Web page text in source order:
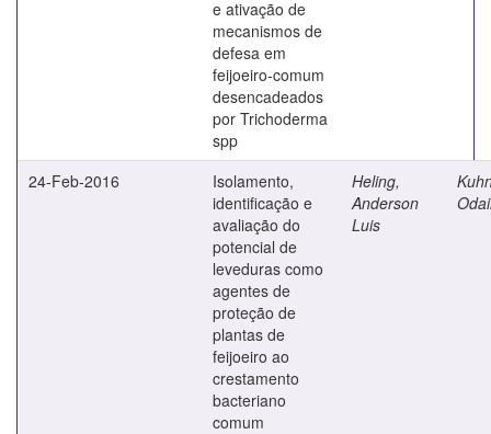
e ativação de
mecanismos de
defesa em
feijoeiro-comum
desencadeados
por Trichoderma
spp
24-Feb-2016
Isolamento,
identificação e
avaliação do
potencial de
leveduras como
agentes de
proteção de
plantas de
feijoeiro ao
crestamento
bacteriano
comum
Heling,
Anderson
Luis